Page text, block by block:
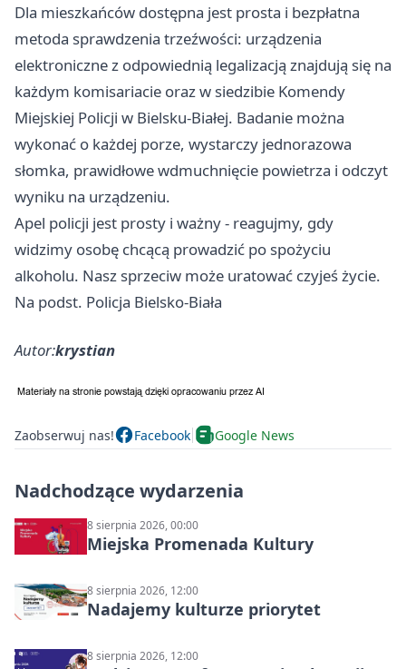
Dla mieszkańców dostępna jest prosta i bezpłatna
metoda sprawdzenia trzeźwości: urządzenia
elektroniczne z odpowiednią legalizacją znajdują się na
każdym komisariacie oraz w siedzibie Komendy
Miejskiej Policji w Bielsku-Białej. Badanie można
wykonać o każdej porze, wystarczy jednorazowa
słomka, prawidłowe wdmuchnięcie powietrza i odczyt
wyniku na urządzeniu.
Apel policji jest prosty i ważny - reagujmy, gdy
widzimy osobę chcącą prowadzić po spożyciu
alkoholu. Nasz sprzeciw może uratować czyjeś życie.
Na podst. Policja Bielsko-Biała
Autor:krystian
Zaobserwuj nas! Facebook Google News
Nadchodzące wydarzenia
8 sierpnia 2026, 00:00
Miejska Promenada Kultury
8 sierpnia 2026, 12:00
Nadajemy kulturze priorytet
8 sierpnia 2026, 12:00